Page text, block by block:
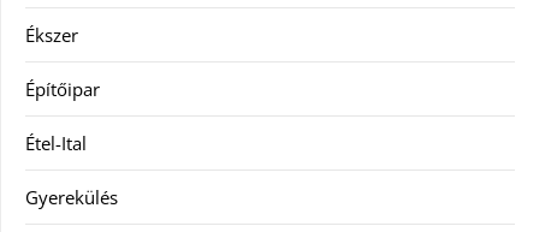
Ékszer
Építőipar
Étel-Ital
Gyerekülés